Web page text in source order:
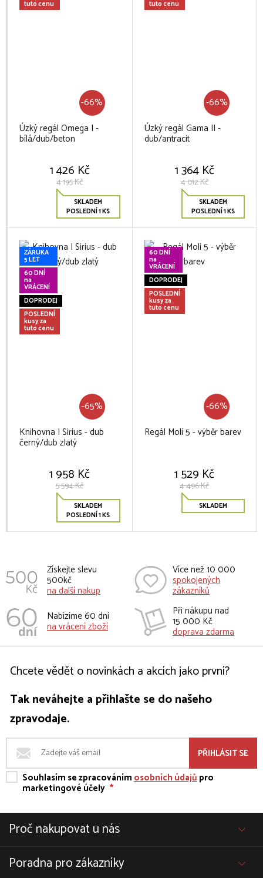
tuto cenu
-66%
Úzký regál Omega I -
bílá/dub/beton
1 426 Kč
4 195 Kč
SKLADEM
POSLEDNÍ 1 KS
tuto cenu
-66%
Úzký regál Gama II -
dub/antracit
1 364 Kč
4 012 Kč
SKLADEM
POSLEDNÍ 1 KS
ZÁRUKA
5 LET
60 DNÍ
na
VRÁCENÍ
DOPRODEJ
POSLEDNÍ
kusy za
tuto cenu
-65%
Knihovna I Sirius - dub
černý/dub zlatý
1 958 Kč
5 594 Kč
SKLADEM
POSLEDNÍ 1 KS
60 DNÍ
na
VRÁCENÍ
DOPRODEJ
POSLEDNÍ
kusy za
tuto cenu
-66%
Regál Moli 5 - výběr barev
1 529 Kč
4 496 Kč
SKLADEM
Získejte slevu
500kč
na další nakup
Více než 10 000
spokojených
zákazníků
Nabízíme 60 dní
na vrácení zboží
Při nákupu nad
15 000 Kč
doprava zdarma
Chcete vědět o novinkách a akcích jako první?
Tak neváhejte a přihlašte se do našeho
zpravodaje.
PŘIHLÁSIT SE
Souhlasím se zpracovánímosobních údajůpro
marketingové účely *
Proč nakupovat u nás
Poradna pro zákazníky